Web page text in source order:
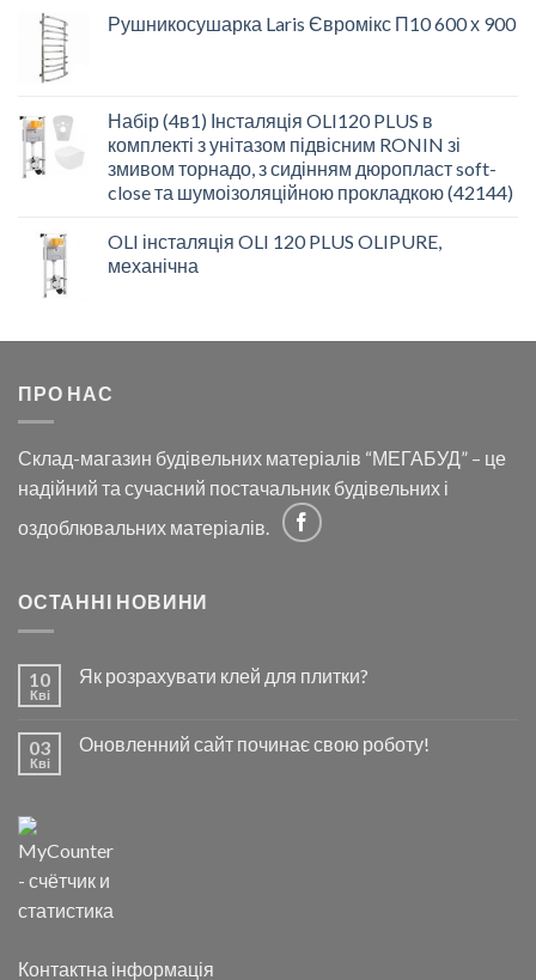
Рушникосушарка Laris Євромікс П10 600 х 900
Набір (4в1) Інсталяція OLI120 PLUS в
комплекті з унітазом підвісним RONIN зі
змивом торнадо, з сидінням дюропласт soft-
close та шумоізоляційною прокладкою (42144)
OLI інсталяція OLI 120 PLUS OLIPURE,
механічна
ПРО НАС
Склад-магазин будівельних матеріалів “МЕГАБУД” – це
надійний та сучасний постачальник будівельних і
оздоблювальних матеріалів.
ОСТАННІ НОВИНИ
10
Кві
Як розрахувати клей для плитки?
03
Кві
Оновленний сайт починає свою роботу!
Контактна інформація